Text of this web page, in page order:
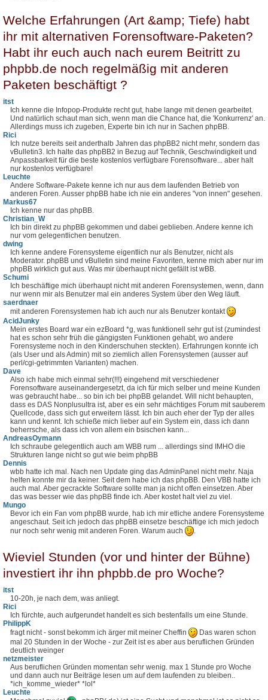
Welche Erfahrungen (Art &amp; Tiefe) habt
ihr mit alternativen Forensoftware-Paketen?
Habt ihr euch auch nach eurem Beitritt zu
phpbb.de noch regelmäßig mit anderen
Paketen beschäftigt ?
itst
Ich kenne die Infopop-Produkte recht gut, habe lange mit denen gearbeitet.
Und natürlich schaut man sich, wenn man die Chance hat, die 'Konkurrenz' an.
Allerdings muss ich zugeben, Experte bin ich nur in Sachen phpBB.
Rici
Ich nutze bereits seit anderthalb Jahren das phpBB2 nicht mehr, sondern das
vBulletin3. Ich halte das phpBB2 in Bezug auf Technik, Geschwindigkeit und
Anpassbarkeit für die beste kostenlos verfügbare Forensoftware... aber halt
nur kostenlos verfügbare!
Leuchte
Andere Software-Pakete kenne ich nur aus dem laufenden Betrieb von
anderen Foren. Ausser phpBB habe ich nie ein anderes "von innen" gesehen.
Markus67
Ich kenne nur das phpBB.
Christian_W
Ich bin direkt zu phpBB gekommen und dabei geblieben. Andere kenne ich
nur vom gelegentlichen benutzen.
dwing
Ich kenne andere Forensysteme eigentlich nur als Benutzer, nicht als
Moderator. phpBB und vBulletin sind meine Favoriten, kenne mich aber nur im
phpBB wirklich gut aus. Was mir überhaupt nicht gefällt ist wBB.
Schumi
Ich beschäftige mich überhaupt nicht mit anderen Forensystemen, wenn, dann
nur wenn mir als Benutzer mal ein anderes System über den Weg läuft.
saerdnaer
mit anderen Forensystemen hab ich auch nur als Benutzer kontakt
AcidJunky
Mein erstes Board war ein ezBoard *g, was funktionell sehr gut ist (zumindest
hat es schon sehr früh die gängigsten Funktionen gehabt, wo andere
Forensysteme noch in den Kinderschuhen steckten). Erfahrungen konnte ich
(als User und als Admin) mit so ziemlich allen Forensystemen (ausser auf
perl/cgi-getrimmten Varianten) machen.
Dave
Also ich habe mich einmal sehr(!!!) eingehend mit verschiedener
Forensoftware auseinandergesetzt, da ich für mich selber und meine Kunden
was gebraucht habe... so bin ich bei phpBB gelandet. Will nicht behaupten,
dass es DAS Nonplusultra ist, aber es ein sehr mächtiges Forum mit sauberem
Quellcode, dass sich gut erweitern lässt. Ich bin auch eher der Typ der alles
kann und kennt. Ich schieße mich lieber auf ein System ein, dass ich dann
beherrsche, als dass ich von allem ein bsischen kann...
AndreasOymann
Ich schraube gelegentlich auch am WBB rum ... allerdings sind IMHO die
Strukturen lange nicht so gut wie beim phpBB
Dennis
wbb hatte ich mal. Nach nen Update ging das AdminPanel nicht mehr. Naja
helfen konnte mir da keiner. Seit dem habe ich das phpBB. Den VBB hatte ich
auch mal. Aber gecrackte Software sollte man ja nicht offen einsetzen. Aber
das was besser wie das phpBB finde ich. Aber kostet halt viel zu viel.
Mungo
Bevor ich ein Fan vom phpBB wurde, hab ich mir etliche andere Forensysteme
angeschaut. Seit ich jedoch das phpBB einsetze beschäftige ich mich jedoch
nur noch sehr wenig mit anderen Foren. Warum auch
Wieviel Stunden (vor und hinter der Bühne)
investiert ihr ihn phpbb.de pro Woche?
itst
10-20h, je nach dem, was anliegt.
Rici
Ich fürchte, auch aufgerundet handelt es sich bestenfalls um eine Stunde.
PhilippK
fragt nicht - sonst bekomm ich ärger mit meiner Cheffin
Das waren schon
mal 20 Stunden in der Woche - zur Zeit ist es aber aus beruflichen Gründen
deutlich weinger
netzmeister
Aus beruflichen Gründen momentan sehr wenig. max 1 Stunde pro Woche
und dann auch nur Beiträge lesen um auf dem laufenden zu bleiben..
*ich_komme_wieder* *lol*
Leuchte